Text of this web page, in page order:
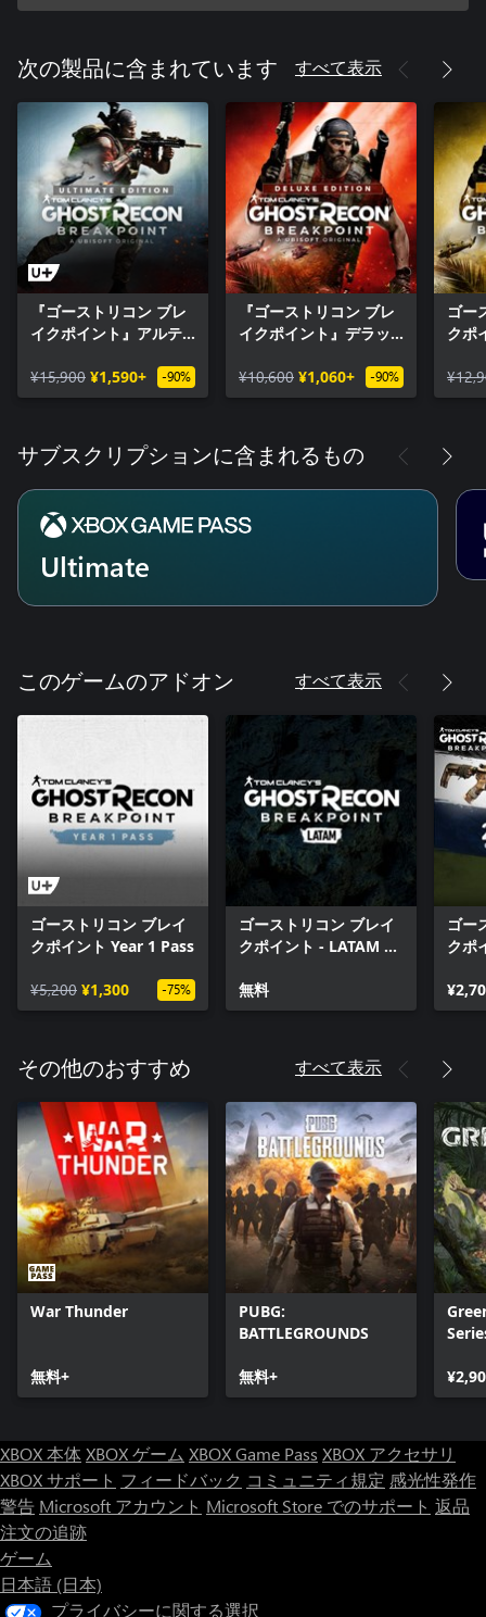
次の製品に含まれています すべて表示
『ゴーストリコン ブレ
イクポイント』アルテ
¥15,900 ¥1,590+ -90%
『ゴーストリコン ブレ
イクポイント』デラッ
¥10,600 ¥1,060+ -90%
ゴー
クポ
サブスクリプションに含まれるもの
Ultimate
このゲームのアドオン すべて表示
ゴーストリコン ブレイ
クポイント Year 1 Pass
¥5,200 ¥1,300 -75%
ゴーストリコン ブレイ
クポイント - LATAM 音
無料
ゴー
クポ
その他のおすすめ すべて表示
War Thunder
無料+
PUBG:
BATTLEGROUNDS
無料+
XBOX 本体XBOX ゲーム XBOX Game Pass XBOX アクセサリ
XBOX サポート フィードバック コミュニティ規定 感光性発作
警告 Microsoft アカウント Microsoft Store でのサポート 返品
注文の追跡
ゲーム
日本語 (日本)
プライバシーに関する選択